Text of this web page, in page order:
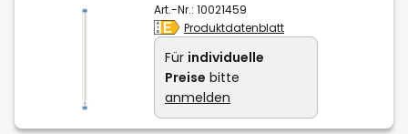
Art.-Nr.: 10021459
Produktdatenblatt
Für individuelle
Preise bitte
anmelden